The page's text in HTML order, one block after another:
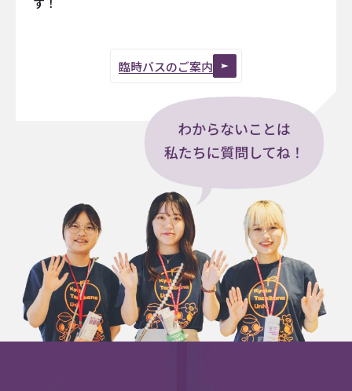
臨時バスのご案内